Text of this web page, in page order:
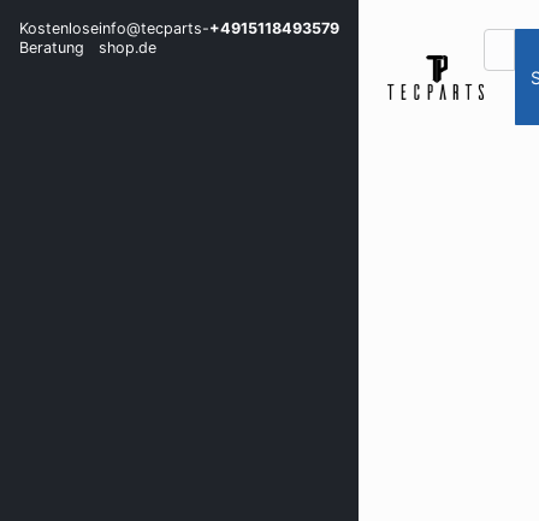
Kostenlose
Beratung
info@tecparts-
shop.de
+4915118493579